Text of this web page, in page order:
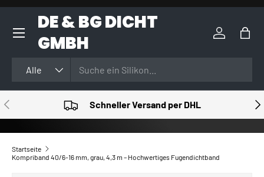
DIREKT ZUM INHALT
DE & BG DICHT
GMBH
Alle
Einloggen
VORHERIGE Schneller Versand per DHL
Startseite
Kompriband 40/6-16 mm, grau, 4,3 m – Hochwertiges Fugendichtband